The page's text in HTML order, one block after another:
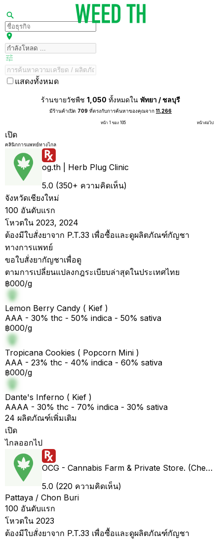
แสดงทั้งหมด
ร้านขายวัชพืช 1,050 ทั้งหมดใน พัทยา / ชลบุรี
มีร้านค้าเปิด 709 ที่ตรงกับการค้นหาของคุณจาก 11,266
หน้า 1 ของ 105 หน้าต่อไป
เปิด
คลินิกการแพทย์ทางไกล
og.th | Herb Plug Clinic
5.0 (350+ ความคิดเห็น)
จังหวัดเชียงใหม่
100 อันดับแรก
โหวตใน 2023, 2024
ต้องมีใบสั่งยาจาก P.T.33 เพื่อซื้อและดูผลิตภัณฑ์กัญชา
ทางการแพทย์
ขอใบสั่งยากัญชาเพื่อดู
ตามการเปลี่ยนแปลงกฎระเบียบล่าสุดในประเทศไทย
฿000/g
Lemon Berry Candy ( Kief )
AAA - 30% thc - 50% indica - 50% sativa
฿000/g
Tropicana Cookies ( Popcorn Mini )
AAA - 23% thc - 40% indica - 60% sativa
฿000/g
Dante's Inferno ( Kief )
AAAA - 30% thc - 70% indica - 30% sativa
24 ผลิตภัณฑ์เพิ่มเติม
เปิด
ไกลออกไป
OCG - Cannabis Farm & Private Store. (Cheap weed & Kratom bar)
5.0 (220 ความคิดเห็น)
Pattaya / Chon Buri
100 อันดับแรก
โหวตใน 2023
ต้องมีใบสั่งยาจาก P.T.33 เพื่อซื้อและดูผลิตภัณฑ์กัญชา